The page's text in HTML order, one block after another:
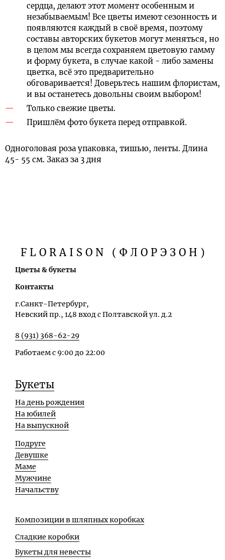
сердца, делают этот момент особенным и
незабываемым! Все цветы имеют сезонность и
появляются каждый в своё время, поэтому
составы авторских букетов могут меняться, но
в целом мы всегда сохраняем цветовую гамму
и форму букета, в случае какой - либо замены
цветка, всё это предварительно
обговаривается! Доверьтесь нашим флористам,
и вы останетесь довольны своим выбором!
Только свежие цветы.
Пришлём фото букета перед отправкой.
Одноголовая роза упаковка, тишью, ленты. Длина
45- 55 см. Заказ за 3 дня
FLORAISON (ФЛОРЭЗОН)
Цветы & букеты
Контакты
г.Санкт-Петербург,
Невский пр., 148 вход с Полтавской ул. д.2
8 (931) 368-62-29
Работаем с 9:00 до 22:00
Букеты
На день рождения
На юбилей
На выпускной
Подруге
Девушке
Маме
Мужчине
Начальству
Композиции в шляпных коробках
Сладкие коробки
Букеты для невесты